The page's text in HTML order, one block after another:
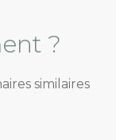
?
similaires